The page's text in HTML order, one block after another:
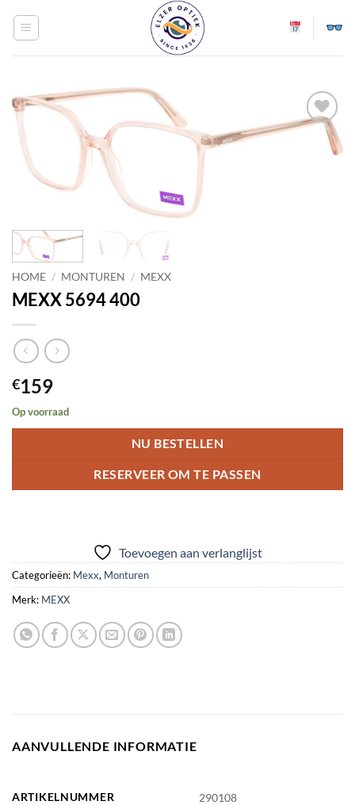
naar
Toevoegen
HOME / MONTUREN / MEXX
MEXX 5694 400
€159
Op voorraad
NU BESTELLEN
RESERVEER OM TE PASSEN
Toevoegen aan verlanglijst
Categorieën: Mexx, Monturen
Merk: MEXX
AANVULLENDE INFORMATIE
ARTIKELNUMMER 290108